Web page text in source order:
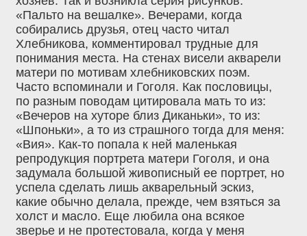
«Пальто на вешалке». Вечерами, когда
собирались друзья, отец часто читал
Хлебникова, комментировал трудные для
понимания места. На стенах висели акварели
матери по мотивам хлебниковских поэм.
Часто вспоминали и Гоголя. Как пословицы,
по разным поводам цитировала мать то из:
«Вечеров на хуторе близ Диканьки», то из:
«Шпоньки», а то из страшного тогда для меня:
«Вия». Как-то попала к ней маленькая
репродукция портрета матери Гоголя, и она
задумала большой живописный ее портрет, но
успела сделать лишь акварельный эскиз,
какие обычно делала, прежде, чем взяться за
холст и масло. Еще любила она всякое
зверье и не протестовала, когда у меня